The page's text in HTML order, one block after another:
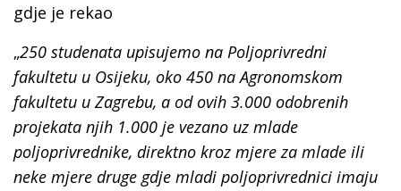
gdje je rekao
„250 studenata upisujemo na Poljoprivredni
fakultetu u Osijeku, oko 450 na Agronomskom
fakultetu u Zagrebu, a od ovih 3.000 odobrenih
projekata njih 1.000 je vezano uz mlade
poljoprivrednike, direktno kroz mjere za mlade ili
neke mjere druge gdje mladi poljoprivrednici imaju